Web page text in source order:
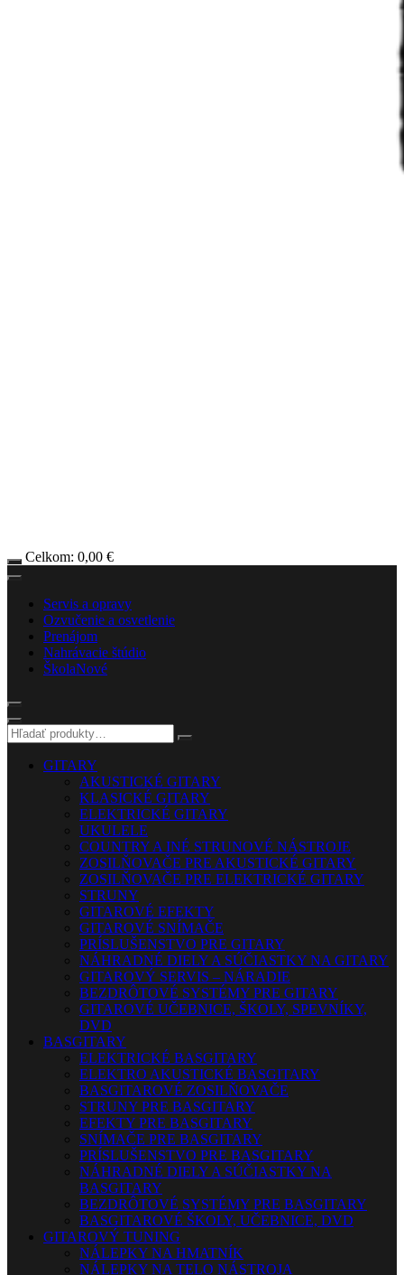
Celkom: 0,00 €
Servis a opravy
Ozvučenie a osvetlenie
Prenájom
Nahrávacie štúdio
ŠkolaNové
GITARY
AKUSTICKÉ GITARY
KLASICKÉ GITARY
ELEKTRICKÉ GITARY
UKULELE
COUNTRY A INÉ STRUNOVÉ NÁSTROJE
ZOSILŇOVAČE PRE AKUSTICKÉ GITARY
ZOSILŇOVAČE PRE ELEKTRICKÉ GITARY
STRUNY
GITAROVÉ EFEKTY
GITAROVÉ SNÍMAČE
PRÍSLUŠENSTVO PRE GITARY
NÁHRADNÉ DIELY A SÚČIASTKY NA GITARY
GITAROVÝ SERVIS – NÁRADIE
BEZDRÔTOVÉ SYSTÉMY PRE GITARY
GITAROVÉ UČEBNICE, ŠKOLY, SPEVNÍKY,
DVD
BASGITARY
ELEKTRICKÉ BASGITARY
ELEKTRO AKUSTICKÉ BASGITARY
BASGITAROVÉ ZOSILŇOVAČE
STRUNY PRE BASGITARY
EFEKTY PRE BASGITARY
SNÍMAČE PRE BASGITARY
PRÍSLUŠENSTVO PRE BASGITARY
NÁHRADNÉ DIELY A SÚČIASTKY NA
BASGITARY
BEZDRÔTOVÉ SYSTÉMY PRE BASGITARY
BASGITAROVÉ ŠKOLY, UČEBNICE, DVD
GITAROVÝ TUNING
NÁLEPKY NA HMATNÍK
NÁLEPKY NA TELO NÁSTROJA